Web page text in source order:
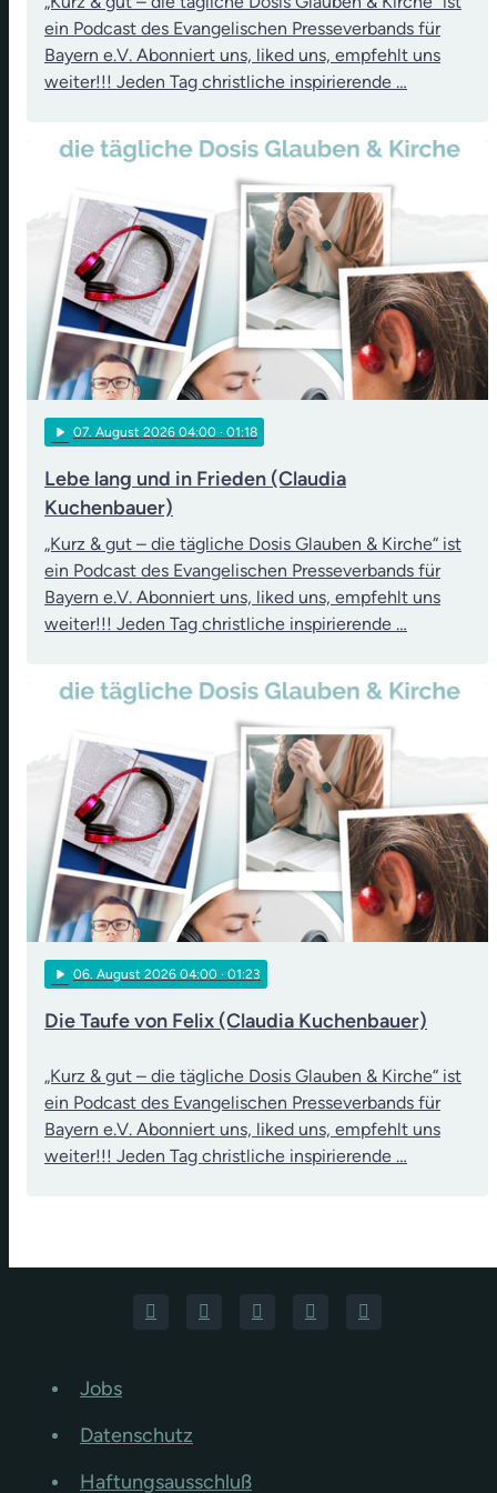
ein Podcast des Evangelischen Presseverbands für
Bayern e.V. Abonniert uns, liked uns, empfehlt uns
weiter!!! Jeden Tag christliche inspirierende …
play_arrow 07. August 2026 04:00 · 01:18
Lebe lang und in Frieden (Claudia
Kuchenbauer)
„Kurz & gut – die tägliche Dosis Glauben & Kirche“ ist
ein Podcast des Evangelischen Presseverbands für
Bayern e.V. Abonniert uns, liked uns, empfehlt uns
weiter!!! Jeden Tag christliche inspirierende …
play_arrow 06. August 2026 04:00 · 01:23
Die Taufe von Felix (Claudia Kuchenbauer)
„Kurz & gut – die tägliche Dosis Glauben & Kirche“ ist
ein Podcast des Evangelischen Presseverbands für
Bayern e.V. Abonniert uns, liked uns, empfehlt uns
weiter!!! Jeden Tag christliche inspirierende …
Jobs
Datenschutz
Haftungsausschluß